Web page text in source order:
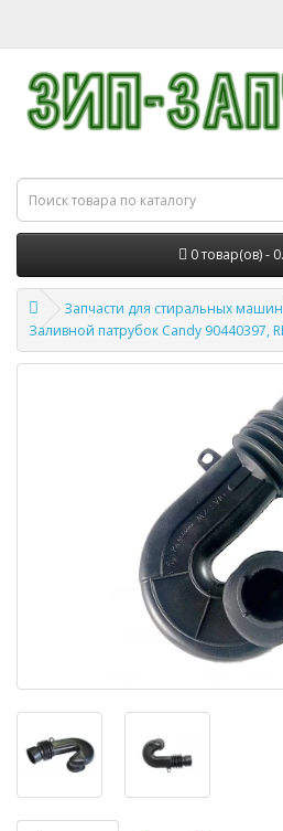
0 товар(ов) -
Запчасти для стиральных машин
Заливной патрубок Candy 90440397,